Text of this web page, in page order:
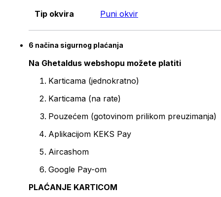
Tip okvira Puni okvir
6 načina sigurnog plaćanja
Na Ghetaldus webshopu možete platiti
Karticama (jednokratno)
Karticama (na rate)
Pouzećem (gotovinom prilikom preuzimanja)
Aplikacijom KEKS Pay
Aircashom
Google Pay-om
PLAĆANJE KARTICOM